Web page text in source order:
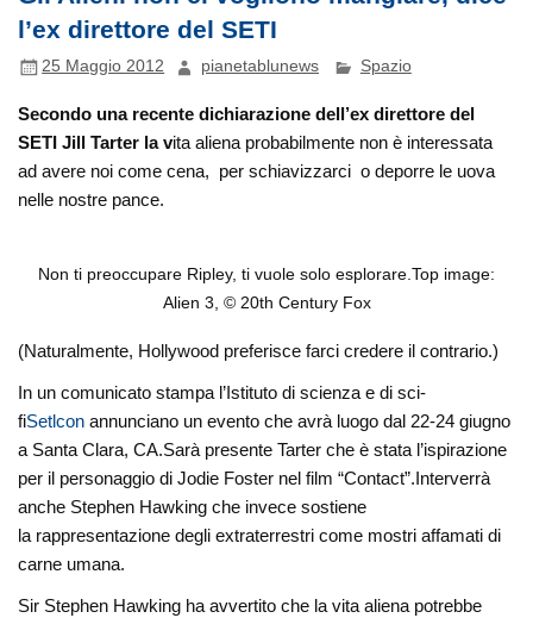
l’ex direttore del SETI
25 Maggio 2012 pianetablunews Spazio
Secondo una recente dichiarazione dell’ex direttore del
SETI Jill Tarter la vita aliena probabilmente non è interessata
ad avere noi come cena, per schiavizzarci o deporre le uova
nelle nostre pance.
Non ti preoccupare Ripley, ti vuole solo esplorare.Top image:
Alien 3, © 20th Century Fox
(Naturalmente, Hollywood preferisce farci credere il contrario.)
In un comunicato stampa l’Istituto di scienza e di sci-
fiSetlcon annunciano un evento che avrà luogo dal 22-24 giugno
a Santa Clara, CA.Sarà presente Tarter che è stata l’ispirazione
per il personaggio di Jodie Foster nel film “Contact”.Interverrà
anche Stephen Hawking che invece sostiene
la rappresentazione degli extraterrestri come mostri affamati di
carne umana.
Sir Stephen Hawking ha avvertito che la vita aliena potrebbe